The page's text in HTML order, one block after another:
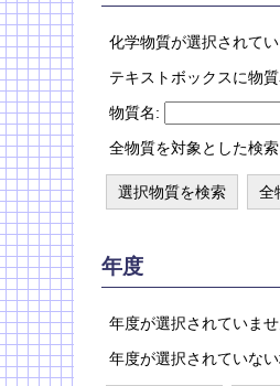
化学物質が選択されてい
テキストボックスに物
物質名:
全物質を対象とした検
選択物質を検索 全
年度
年度が選択されていませ
年度が選択されていな